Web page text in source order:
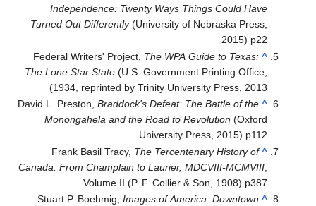
Independence: Twenty Ways Things Could Have
Turned Out Differently(University of Nebraska Press,
2015) p22
^
Federal Writers' Project, The WPA Guide to Texas:
The Lone Star State (U.S. Government Printing Office,
1934, reprinted by Trinity University Press, 2013)
^
David L. Preston,Braddock's Defeat: The Battle of the
Monongahela and the Road to Revolution (Oxford
University Press, 2015) p112
^
Frank Basil Tracy, The Tercentenary History of
Canada: From Champlain to Laurier, MDCVIII-MCMVIII
Volume II (P. F. Collier & Son, 1908) p387
^
Stuart P. Boehmig,Images of America: Downtown